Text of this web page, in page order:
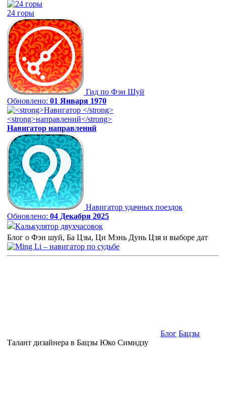
24 горы
Гид по Фэн Шуй
Обновлено: 01 Января 1970
Навигатор направлений
Навигатор удачных поездок
Обновлено: 04 Декабря 2025
Калькулятор двухчасовок
Блог о Фэн шуй, Ба Цзы, Ци Мэнь Дунь Цзя и выборе дат
Блог Бацзы
Талант дизайнера в Бацзы Юко Симидзу